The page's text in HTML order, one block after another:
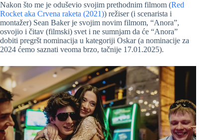
Nakon što me je oduševio svojim prethodnim filmom (Red
Rocket aka Crvena raketa (2021)) režiser (i scenarista i
montažer) Sean Baker je svojim novim filmom, “Anora”,
osvojio i čitav (filmski) svet i ne sumnjam da će “Anora”
dobiti pregršt nominacija u kategoriji Oskar (a nominacije za
2024 ćemo saznati veoma brzo, tačnije 17.01.2025).